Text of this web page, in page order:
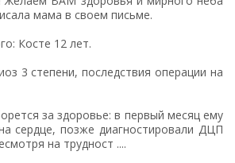
мама в своем письме.
Косте 12 лет.
3 степени, последствия операции на
за здоровье: в первый месяц ему
сердце, позже диагностировали ДЦП
на трудност ....